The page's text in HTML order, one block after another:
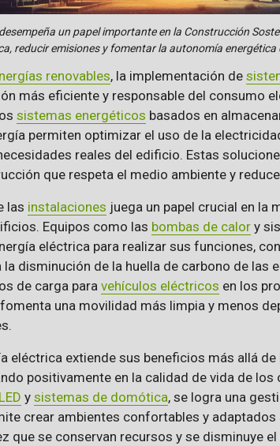
un papel importante en la Construcción
reducir emisiones y fomentar la autonomía energética
renovables, la implementación de
más eficiente y responsable del consumo
sistemas energéticos basados en
permiten optimizar el uso de la
reales del edificio. Estas
que respeta el medio ambiente y
las instalaciones juega un papel crucial en la
Equipos como las bombas de calory
eléctrica para realizar sus funciones,
disminución de la huella de carbono de las
de carga para vehículos eléctricos en los
una movilidad más limpia y menos
eléctrica extiende sus beneficios más allá
positivamente en la calidad de vida de los
y sistemas de domótica, se logra una
crear ambientes confortables y
que se conservan recursos y se disminuye